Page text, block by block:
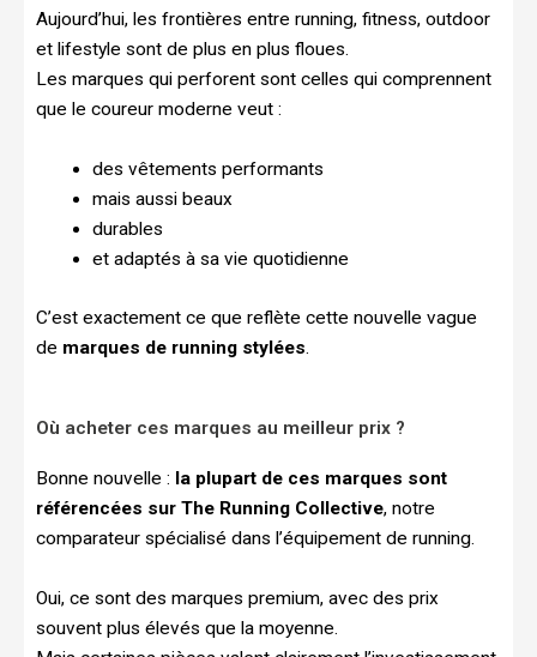
Aujourd’hui, les frontières entre running, fitness, outdoor
et lifestyle sont de plus en plus floues.
Les marques qui perforent sont celles qui comprennent
que le coureur moderne veut :
des vêtements performants
mais aussi beaux
durables
et adaptés à sa vie quotidienne
C’est exactement ce que reflète cette nouvelle vague
de marques de running stylées
Où acheter ces marques au meilleur prix ?
Bonne nouvelle : la plupart de ces marques sont
référencées sur The Running Collective, notre
comparateur spécialisé dans l’équipement de running.
Oui, ce sont des marques premium, avec des prix
souvent plus élevés que la moyenne.